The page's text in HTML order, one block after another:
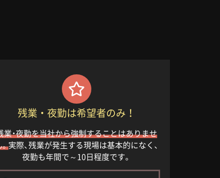
残業・夜勤は希望者のみ！
業・夜勤を当社から強制することはありませ
実際、残業が発生する現場は基本的になく、
夜勤も年間で～10日程度です。